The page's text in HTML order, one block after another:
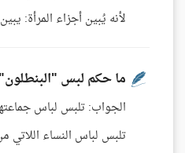
لأنه يُبين أجزاء المرأة:
ما حكم لبس
الجواب: تلبس لباس
تلبس لباس النساء اللاتي